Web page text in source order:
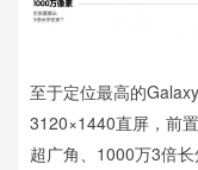
至于定位最高的
3120×1440直屏，前
超广角、1000万3倍